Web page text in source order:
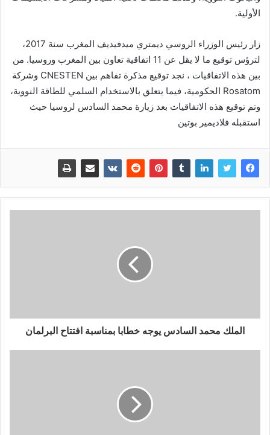
الأولية.
زار رئيس الوزراء الروسي ديمتري ميدفيديف المغرب سنة 2017،
لترؤس توقيع ما لا يقل عن 11 اتفاقية تعاون بين المغرب وروسيا. من
بين هذه الاتفاقيات ، نجد توقيع مذكرة تفاهم بين CNESTEN وشركة
Rosatom الحكومية، فيما يتعلق بالاستخدام السلمي للطاقة النووية،
وتم توقيع هذه الاتفاقيات بعد زيارة محمد السادس لروسيا حيث
استقبله فلاديمير بوتين
الملك محمد السادس يوجه خطابا بمناسبة افتتاح البرلمان